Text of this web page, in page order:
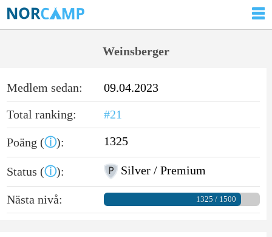
Weinsberger
Medlem sedan:
09.04.2023
Total ranking:
#21
Poäng (ⓘ): 1325
Status (ⓘ): Silver / Premium
Nästa nivå: 1325 / 1500